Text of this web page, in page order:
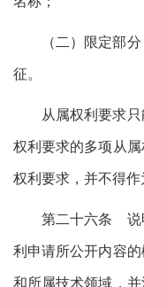
（二）限定部
征。
从属权利要求
权利要求的多项从
权利要求，并不得作
第二十六条 说
利申请所公开内容
和所属技术领域，